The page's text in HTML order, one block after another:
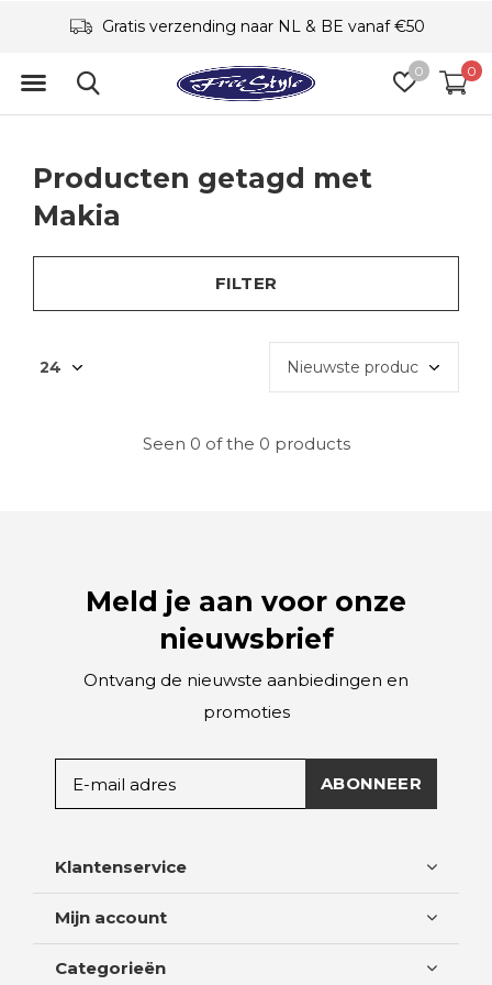
0 0
Gratis verzending naar NL & BE vanaf €50
Producten getagd met
Makia
FILTER
Seen 0 of the 0 products
Meld je aan voor onze
nieuwsbrief
Ontvang de nieuwste aanbiedingen en
promoties
ABONNEER
Klantenservice
Mijn account
Categorieën